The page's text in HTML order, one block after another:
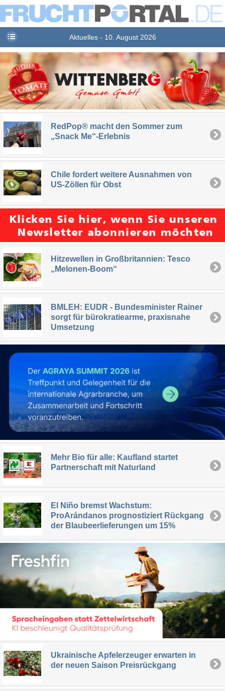
Aktuelles - 10. August 2026
RedPop® macht den Sommer zum
„Snack Me“-Erlebnis
Chile fordert weitere Ausnahmen von
US-Zöllen für Obst
Hitzewellen in Großbritannien: Tesco
„Melonen-Boom“
BMLEH: EUDR - Bundesminister Rainer
sorgt für bürokratiearme, praxisnahe
Umsetzung
Mehr Bio für alle: Kaufland startet
Partnerschaft mit Naturland
El Niño bremst Wachstum:
ProArándanos prognostiziert Rückgang
der Blaubeerlieferungen um 15%
Ukrainische Apfelerzeuger erwarten in
der neuen Saison Preisrückgang